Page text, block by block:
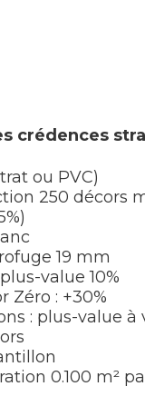
crédences
ou PVC)
250 décors
19 mm
value 10%
Zéro : +30%
: plus-value
0.100 m²